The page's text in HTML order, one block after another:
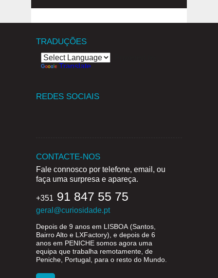
TRADUÇÕES
Translate
REDES SOCIAIS
CONTACTE-NOS
Fale connosco por telefone, email, ou
faça uma surpresa e apareça.
+351 91 847 55 75
geral@curiosidade.pt
Depois de 9 anos em LISBOA (Santos,
Bairro Alto e LXFactory), e depois de 6
anos em PENICHE somos agora uma
equipa que trabalha remotamente, de
Peniche, Portugal, para o resto do Mundo.